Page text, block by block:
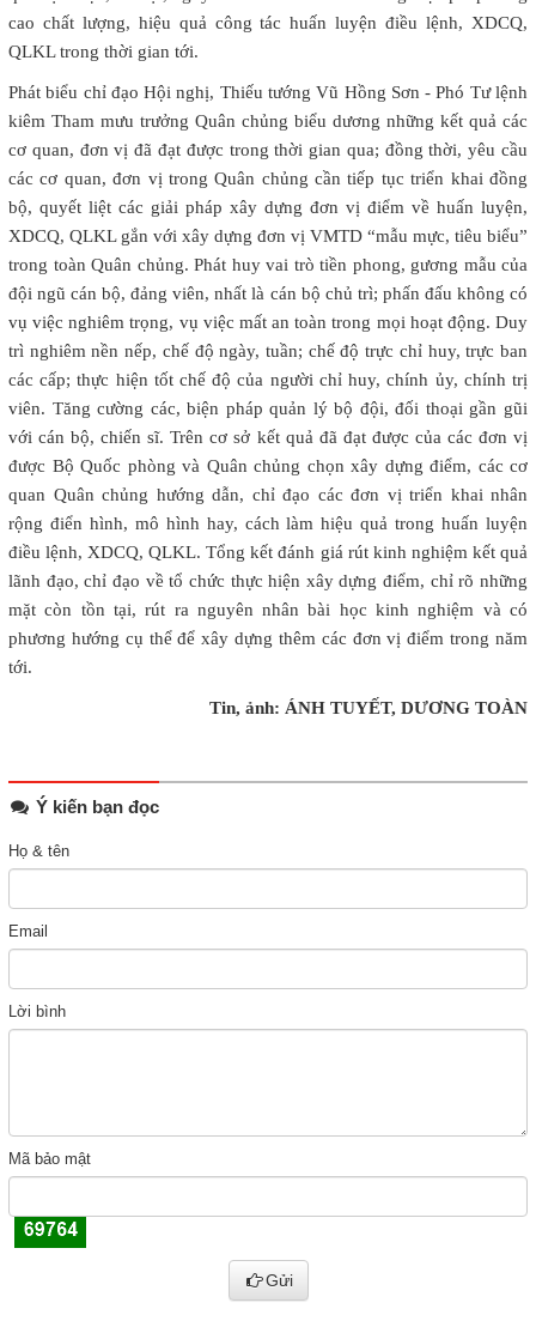
cao chất lượng, hiệu quả công tác huấn luyện điều lệnh, XDCQ,
QLKL trong thời gian tới.
Phát biểu chỉ đạo Hội nghị, Thiếu tướng Vũ Hồng Sơn - Phó Tư lệnh
kiêm Tham mưu trưởng Quân chủng biểu dương những kết quả các
cơ quan, đơn vị đã đạt được trong thời gian qua; đồng thời, yêu cầu
các cơ quan, đơn vị trong Quân chủng cần tiếp tục triển khai đồng
bộ, quyết liệt các giải pháp xây dựng đơn vị điểm về huấn luyện,
XDCQ, QLKL gắn với xây dựng đơn vị VMTD “mẫu mực, tiêu biểu”
trong toàn Quân chủng. Phát huy vai trò tiền phong, gương mẫu của
đội ngũ cán bộ, đảng viên, nhất là cán bộ chủ trì; phấn đấu không có
vụ việc nghiêm trọng, vụ việc mất an toàn trong mọi hoạt động. Duy
trì nghiêm nền nếp, chế độ ngày, tuần; chế độ trực chỉ huy, trực ban
các cấp; thực hiện tốt chế độ của người chỉ huy, chính ủy, chính trị
viên. Tăng cường các, biện pháp quản lý bộ đội, đối thoại gần gũi
với cán bộ, chiến sĩ. Trên cơ sở kết quả đã đạt được của các đơn vị
được Bộ Quốc phòng và Quân chủng chọn xây dựng điểm, các cơ
quan Quân chủng hướng dẫn, chỉ đạo các đơn vị triển khai nhân
rộng điển hình, mô hình hay, cách làm hiệu quả trong huấn luyện
điều lệnh, XDCQ, QLKL. Tổng kết đánh giá rút kinh nghiệm kết quả
lãnh đạo, chỉ đạo về tổ chức thực hiện xây dựng điểm, chỉ rõ những
mặt còn tồn tại, rút ra nguyên nhân bài học kinh nghiệm và có
phương hướng cụ thể để xây dựng thêm các đơn vị điểm trong năm
tới.
Tin, ảnh: ÁNH TUYẾT, DƯƠNG TOÀN
Ý kiến bạn đọc
Họ & tên
Email
Lời bình
Mã bảo mật
Gửi